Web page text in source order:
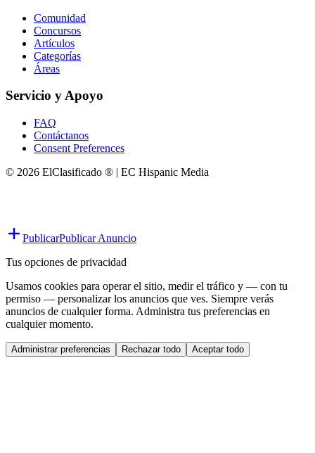
Comunidad
Concursos
Artículos
Categorías
Áreas
Servicio y Apoyo
FAQ
Contáctanos
Consent Preferences
© 2026 ElClasificado ® | EC Hispanic Media
PublicarPublicar Anuncio
Tus opciones de privacidad
Usamos cookies para operar el sitio, medir el tráfico y — con tu
permiso — personalizar los anuncios que ves. Siempre verás
anuncios de cualquier forma. Administra tus preferencias en
cualquier momento.
Administrar preferencias Rechazar todo Aceptar todo